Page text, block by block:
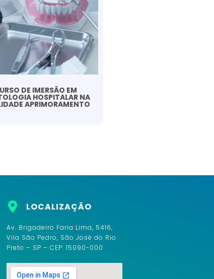
DE IMERSÃO EM
HOSPITALAR NA
APRIMORAMENTO
LOCALIZAÇÃO
Av. Brigadeiro Faria Lima, 5416,
Vila São Pedro, São José do Rio
Preto – SP – CEP: 15090-000